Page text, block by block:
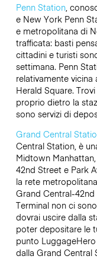
Penn Station,
e New York Penn
e metropolitana di
trafficata: basti
cittadini e turisti
settimana. Penn
relativamente vicina
Herald Square.
proprio dietro la
sono servizi di
Grand Central
Central Station, è
Midtown
42nd Street e Park
la rete
Grand Central-
Terminal non ci
dovrai uscire dalla
poter depositare le
punto
dalla Grand Central